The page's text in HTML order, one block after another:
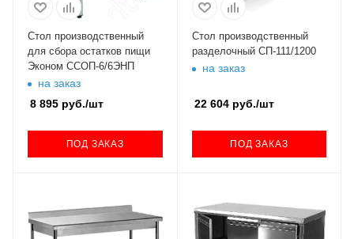
Стол производственный
для сбора остатков пищи
Эконом ССОП-6/6ЭНП
на заказ
8 895 руб./шт
ПОД ЗАКАЗ
Стол производственный
разделочный СП-111/1200
на заказ
22 604руб./шт
ПОД ЗАКАЗ